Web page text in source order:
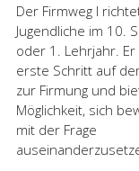
Der Firmweg I
Jugendliche im 10.
oder 1. Lehrjahr.
erste Schritt auf
zur Firmung und
Möglichkeit, sich
mit der Frage